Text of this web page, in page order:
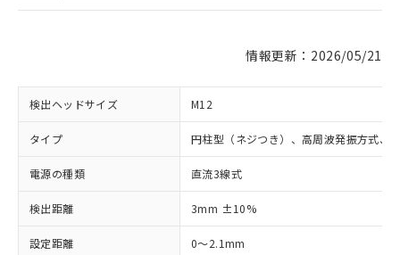
情報更新：2026/05/21
検出ヘッドサイズ M12
タイプ 円柱型（ネジつき）、高周波発振方式、
電源の種類 直流3線式
検出距離 3mm ±10%
設定距離 0～2.1mm